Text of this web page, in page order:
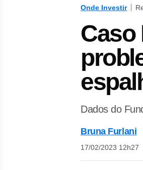
Onde Investir
Caso
Dados do
Bruna Furlani
17/02/2023 12h27